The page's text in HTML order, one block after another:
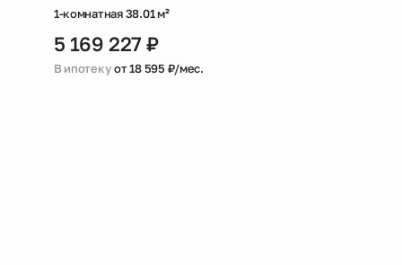
1-комнатная 38.01 м²
5 169 227 ₽
В ипотекуот 18 595 ₽/мес.